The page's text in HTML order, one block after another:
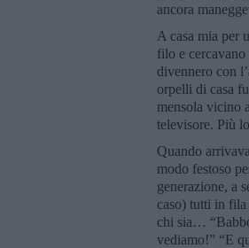
ancora
A casa mia per
filo e
divennero con
orpelli di casa
mensola vicino
televisore. Più
Quando
modo festoso
generazione, a
caso) tutti in
chi sia…
vediamo!” “E